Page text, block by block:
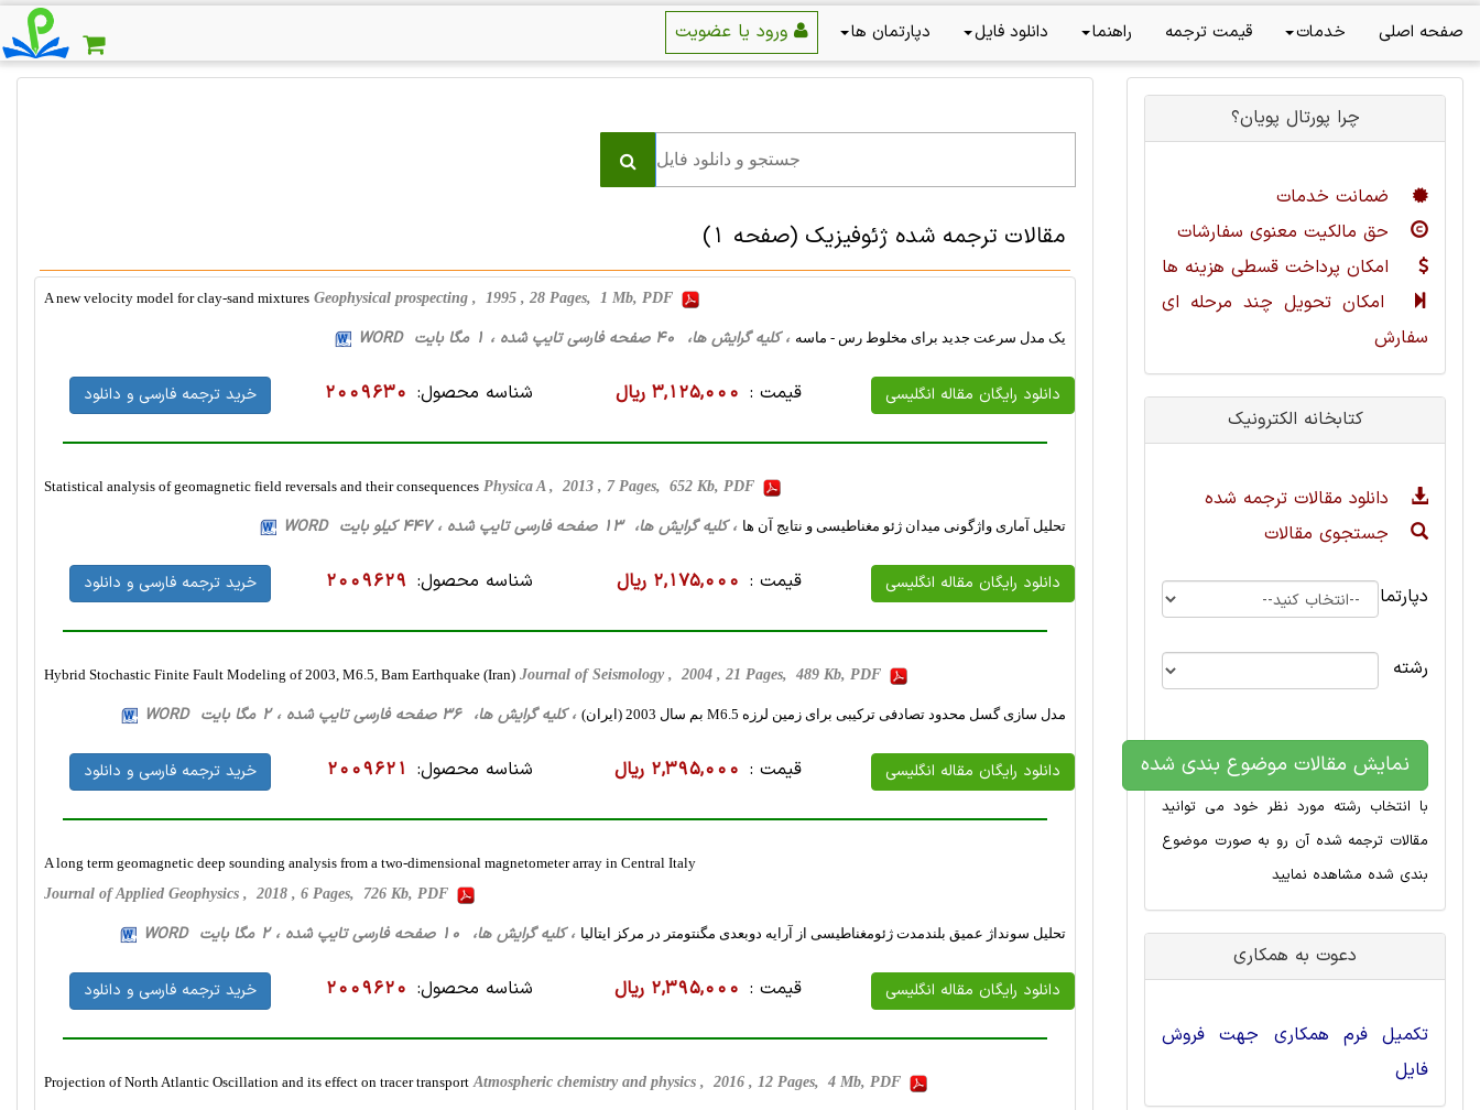
صفحه اصلی خدمات قیمت ترجمه راهنما دانلود فایل دپارتمان ها
مقالات ترجمه شده ژئوفیزیک (صفحه 1)
A new velocity model for clay-sand mixtures Geophysical prospecting , 1995 , 28 Pages, 1 Mb, PDF
یک مدل سرعت جدید برای مخلوط رس - ماسه ، کلیه گرایش ها، 40 صفحه فارسی تایپ شده ، 1 مگا بایت WORD
دانلود رایگان مقاله انگلیسی قیمت : 3,125,000 ریال شناسه محصول: 2009630 خرید ترجمه فارسی و دانلود
Statistical analysis of geomagnetic field reversals and their consequences Physica A , 2013 , 7 Pages, 652 Kb, PDF
تحلیل آماری واژگونی میدان ژئو مغناطیسی و نتایج آن ها ، کلیه گرایش ها، 13 صفحه فارسی تایپ شده ، 447 کیلو بایت WORD
دانلود رایگان مقاله انگلیسی قیمت : 2,175,000 ریال شناسه محصول: 2009629 خرید ترجمه فارسی و دانلود
Hybrid Stochastic Finite Fault Modeling of 2003, M6.5, Bam Earthquake (Iran) Journal of Seismology , 2004 , 21 Pages, 489 Kb, PDF
مدل سازی گسل محدود تصادفی ترکیبی برای زمین لرزه M6.5 بم سال 2003 (ایران) ، کلیه گرایش ها، 36 صفحه فارسی تایپ شده ، 2 مگا بایت WORD
دانلود رایگان مقاله انگلیسی قیمت : 2,395,000 ریال شناسه محصول: 2009621 خرید ترجمه فارسی و دانلود
A long term geomagnetic deep sounding analysis from a two-dimensional magnetometer array in Central Italy
Journal of Applied Geophysics , 2018 , 6 Pages, 726 Kb, PDF
تحلیل سونداژ عمیق بلندمدت ژئومغناطیسی از آرایه دوبعدی مگنتومتر در مرکز ایتالیا ، کلیه گرایش ها، 10 صفحه فارسی تایپ شده ، 2 مگا بایت WORD
دانلود رایگان مقاله انگلیسی قیمت : 2,395,000 ریال شناسه محصول: 2009620 خرید ترجمه فارسی و دانلود
Projection of North Atlantic Oscillation and its effect on tracer transport Atmospheric chemistry and physics , 2016 , 12 Pages, 4 Mb, PDF
چرا پورتال پویان؟
ضمانت خدمات
حق مالکیت معنوی سفارشات
امکان پرداخت قسطی هزینه ها
امکان تحویل چند مرحله ای
سفارش
کتابخانه الکترونیک
دانلود مقالات ترجمه شده
جستجوی مقالات
دپارتمان
رشته
نمایش مقالات موضوع بندی شده
با انتخاب رشته مورد نظر خود می توانید
مقالات ترجمه شده آن رو به صورت موضوع
بندی شده مشاهده نمایید
دعوت به همکاری
تکمیل فرم همکاری جهت فروش
فایل